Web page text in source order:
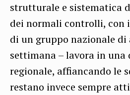
strutturale e sistematica
dei normali controlli, con
di un gruppo nazionale di
settimana – lavora in una
regionale, affiancando le
restano invece sempre